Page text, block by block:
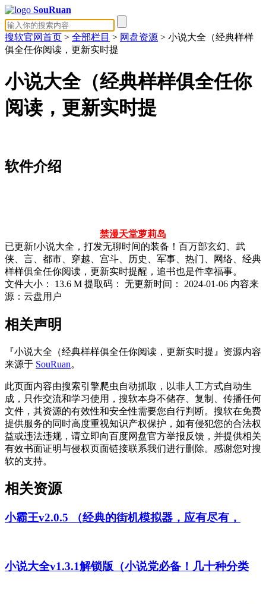
SouRuan
搜软官网首页 > 全部栏目 > 网盘资源 > 小说大全（经典样样
俱全任你阅读，更新实时提
小说大全（经典样样俱全任你
阅读，更新实时提
软件介绍
禁漫天堂萝莉岛
已更新!小说大全，打发无聊时间的装备！百万部玄幻、武
侠、言、都市、穿越、宫斗、历史、军事、热门、网络、经典
样样俱全任你阅读，更新实时提醒，追书也是件幸福事。
文件大小：
13.6 M 提取码： 无更新时间： 2024-01-06 内容来
源：云盘用户
相关声明
『小说大全（经典样样俱全任你阅读，更新实时提』资源内容
来源于 SouRuan。
此页面内容由搜索引擎爬虫自动抓取，以非人工方式自动生
成，只作交流和学习使用，搜软本身不储存、复制、传播任何
文件，其资源的有效性和安全性需要您自行判断。搜软在免费
提供服务的同时高度重视知识产权保护，如有侵犯您的合法权
益或违法违规，请立即向百度网盘官方举报反馈，并提供相关
有效书面证明与侵权页面链接联系我们进行删除。感谢您对搜
软的支持。
相关资源
小霸王v2.0.5 （经典的街机模拟器，应有尽有，
小说大全v1.3.1解锁版（小说党必备！几十种分类